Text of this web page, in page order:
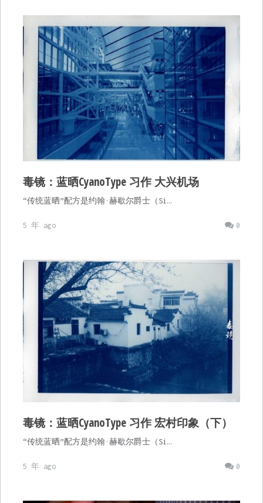
毒镜：蓝晒CyanoType 习作 大兴机场
“传统蓝晒”配方是约翰·赫歇尔爵士（Si…
0
5 年 ago
毒镜：蓝晒CyanoType 习作 宏村印象（下）
“传统蓝晒”配方是约翰·赫歇尔爵士（Si…
0
5 年 ago